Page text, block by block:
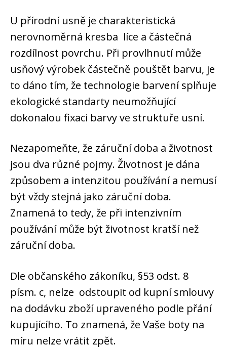
U přírodní usně je charakteristická
nerovnoměrná kresba líce a částečná
rozdílnost povrchu. Při provlhnutí může
usňový výrobek částečně pouštět barvu, je
to dáno tím, že technologie barvení splňuje
ekologické standarty neumožňující
dokonalou fixaci barvy ve struktuře usní.
Nezapomeňte, že záruční doba a životnost
jsou dva různé pojmy. Životnost je dána
způsobem a intenzitou používání a nemusí
být vždy stejná jako záruční doba.
Znamená to tedy, že při intenzivním
používání může být životnost kratší než
záruční doba.
Dle občanského zákoníku, §53 odst. 8
písm. c, nelze odstoupit od kupní smlouvy
na dodávku zboží upraveného podle přání
kupujícího. To znamená, že Vaše boty na
míru nelze vrátit zpět.